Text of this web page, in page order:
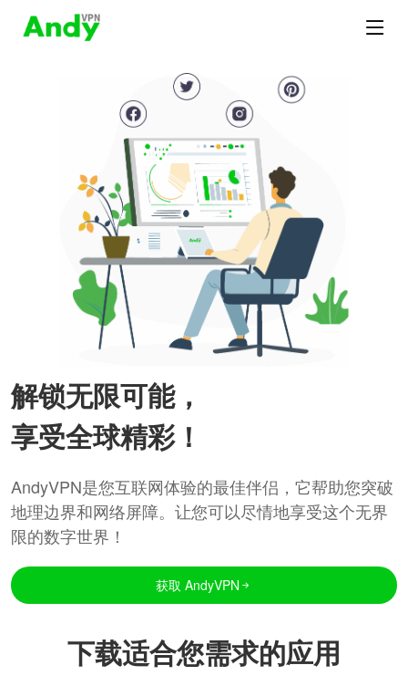
解锁无限可能，
享受全球精彩！
AndyVPN是您互联网体验的最佳伴侣，它帮助您突破
地理边界和网络屏障。让您可以尽情地享受这个无界
限的数字世界！
获取 AndyVPN
下载适合您需求的应用